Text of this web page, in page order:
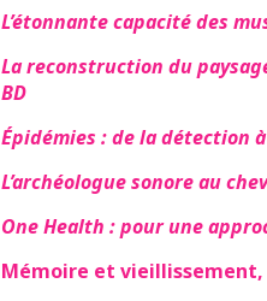
L’étonnante capacité des
La reconstruction du
BD
Épidémies : de la détection
L’archéologue sonore au
One Health : pour une
Mémoire et